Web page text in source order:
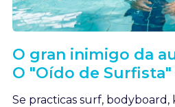
O gran inimigo da
O "Oído de Surfista"
Se practicas surf,